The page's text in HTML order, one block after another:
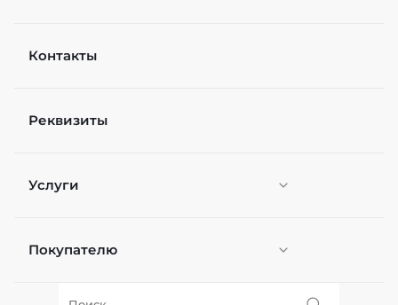
Контакты
Реквизиты
Услуги
Персонификация
Покупателю